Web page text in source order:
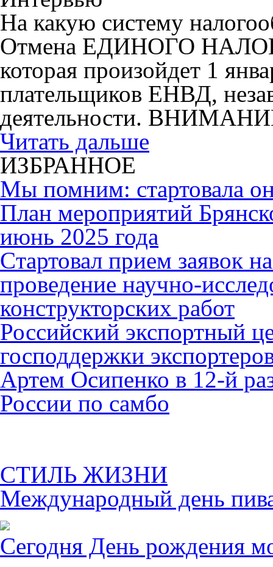
На какую систему
Отмена ЕДИНОГО
которая произойдет 1
плательщиков ЕНВД,
деятельности.
Читать дальше
ИЗБРАННОЕ
Мы помним: стартовала
План мероприятий
июнь 2025 года
Cтартовал прием заявок
проведение научно-
конструкторских работ
Российский экспортный
господдержки
Артем Осипенко в 12-й
России по самбо
СТИЛЬ ЖИЗНИ
Международный день
Сегодня День рождения